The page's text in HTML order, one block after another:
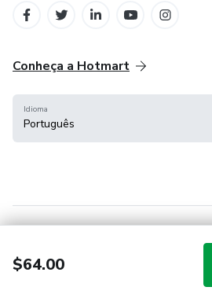
$64.00
Conheça a Hotmart
Idioma
Português
Hotmart — 2011-2026 © Todos os